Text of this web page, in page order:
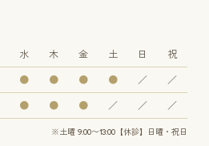
水 木 金 土 日 祝
● ● ● ● ／ ／
● ● ● ／ ／ ／
※土曜 9:00〜13:00【休診】日曜・祝日